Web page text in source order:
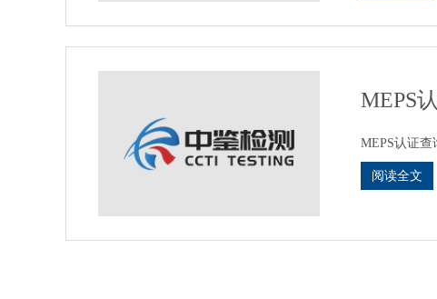
MEPS
MEPS认证查
阅读全文